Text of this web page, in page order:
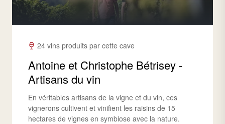
24 vins produits par cette cave
Antoine et Christophe Bétrisey -
Artisans du vin
En véritables artisans de la vigne et du vin, ces
vignerons cultivent et vinifient les raisins de 15
hectares de vignes en symbiose avec la nature.